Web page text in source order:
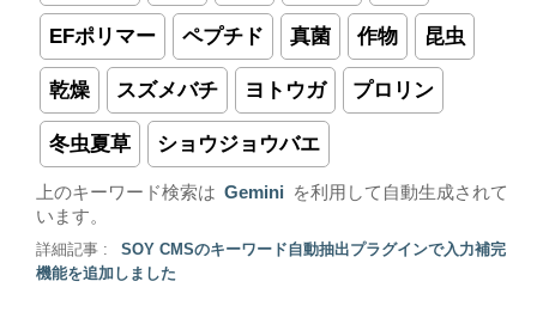
EFポリマー ペプチド 真菌 作物 昆虫
乾燥 スズメバチ ヨトウガ プロリン
冬虫夏草 ショウジョウバエ
上のキーワード検索は Gemini
を利用して自動生成されて
います。
詳細記事 :
SOY CMSのキーワード自動抽出プラグインで入力補完
機能を追加しました